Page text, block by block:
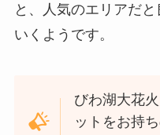
と、人気のエリアだ
いくようです。
びわ湖大花
ットをお持